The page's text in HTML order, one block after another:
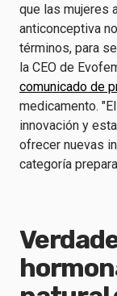
que las mujeres
anticonceptiva
términos, para
la CEO de
comunicado de
medicamento.
innovación y
ofrecer nuevas
categoría